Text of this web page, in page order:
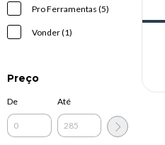
Pro Ferramentas (5)
Vonder (1)
Preço
De Até